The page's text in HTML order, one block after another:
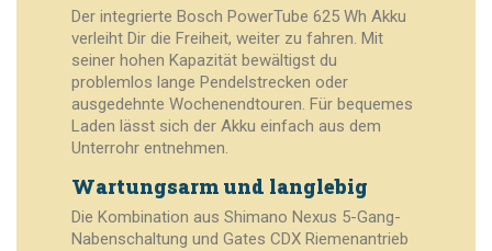
Der integrierte Bosch PowerTube 625 Wh Akku
verleiht Dir die Freiheit, weiter zu fahren. Mit
seiner hohen Kapazität bewältigst du
problemlos lange Pendelstrecken oder
ausgedehnte Wochenendtouren. Für bequemes
Laden lässt sich der Akku einfach aus dem
Unterrohr entnehmen.
Wartungsarm und langlebig
Die Kombination aus Shimano Nexus 5-Gang-
Nabenschaltung und Gates CDX Riemenantrieb